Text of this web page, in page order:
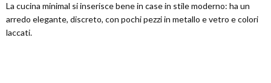
La cucina minimal si inserisce bene in case in stile moderno: ha un
arredo elegante, discreto, con pochi pezzi in metallo e vetro e colori
laccati.